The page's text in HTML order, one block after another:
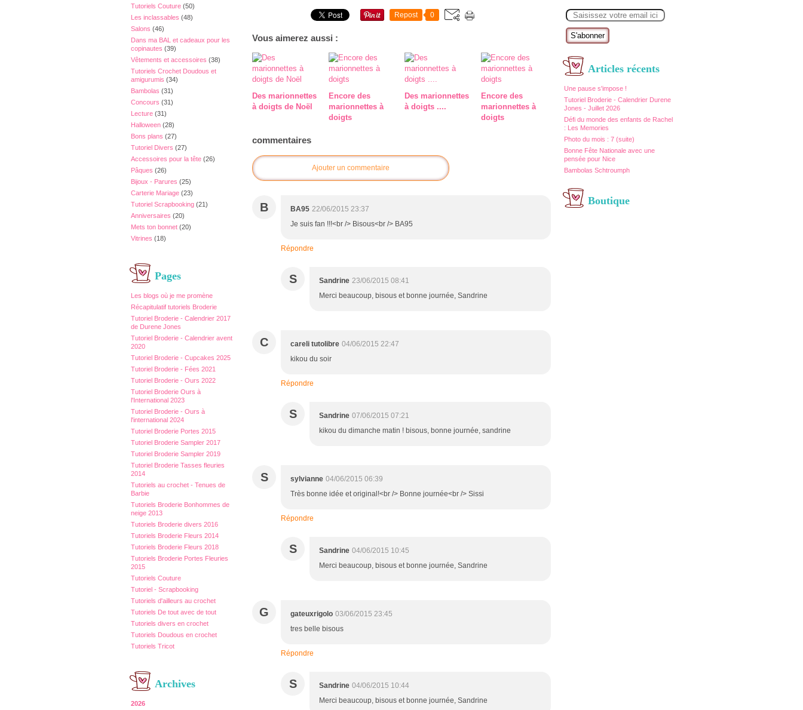
Tutoriels Couture (50)
Les inclassables (48)
Salons (46)
Dans ma BAL et cadeaux pour les
copinautes (39)
Vêtements et accessoires (38)
Tutoriels Crochet Doudous et
amigurumis (34)
Bambolas (31)
Concours (31)
Lecture (31)
Halloween (28)
Bons plans (27)
Tutoriel Divers (27)
Accessoires pour la tête (26)
Pâques (26)
Bijoux - Parures (25)
Carterie Mariage (23)
Tutoriel Scrapbooking (21)
Anniversaires (20)
Mets ton bonnet (20)
Vitrines (18)
Pages
Les blogs où je me promène
Récapitulatif tutoriels Broderie
Tutoriel Broderie - Calendrier 2017
de Durene Jones
Tutoriel Broderie - Calendrier avent
2020
Tutoriel Broderie - Cupcakes 2025
Tutoriel Broderie - Fées 2021
Tutoriel Broderie - Ours 2022
Tutoriel Broderie Ours à
l'International 2023
Tutoriel Broderie - Ours à
l'international 2024
Tutoriel Broderie Portes 2015
Tutoriel Broderie Sampler 2017
Tutoriel Broderie Sampler 2019
Tutoriel Broderie Tasses fleuries
2014
Tutoriels au crochet - Tenues de
Barbie
Tutoriels Broderie Bonhommes de
neige 2013
Tutoriels Broderie divers 2016
Tutoriels Broderie Fleurs 2014
Tutoriels Broderie Fleurs 2018
Tutoriels Broderie Portes Fleuries
2015
Tutoriels Couture
Tutoriel - Scrapbooking
Tutoriels d'ailleurs au crochet
Tutoriels De tout avec de tout
Tutoriels divers en crochet
Tutoriels Doudous en crochet
Tutoriels Tricot
Archives
2026
m
Articles récents
Une pause s'impose !
Tutoriel Broderie - Calendrier Durene
Jones - Juillet 2026
Défi du monde des enfants de Rachel
: Les Memories
Photo du mois : 7 (suite)
Bonne Fête Nationale avec une
pensée pour Nice
Bambolas Schtroumph
Boutique
Repost 0
Vous aimerez aussi :
Des marionnettes
à doigts de Noël
Encore des
marionnettes à
doigts
Des marionnettes
à doigts ....
Encore des
marionnettes à
doigts
commentaires
Ajouter un commentaire
B BA95 22/06/2015 23:37
Je suis fan !!!<br /> Bisous<br /> BA95
Répondre
S Sandrine 23/06/2015 08:41
Merci beaucoup, bisous et bonne journée, Sandrine
C careli tutolibre 04/06/2015 22:47
kikou du soir
Répondre
S Sandrine 07/06/2015 07:21
kikou du dimanche matin ! bisous, bonne journée, sandrine
S sylvianne 04/06/2015 06:39
Très bonne idée et original!<br /> Bonne journée<br /> Sissi
Répondre
S Sandrine 04/06/2015 10:45
Merci beaucoup, bisous et bonne journée, Sandrine
G gateuxrigolo 03/06/2015 23:45
tres belle bisous
Répondre
S Sandrine 04/06/2015 10:44
Merci beaucoup, bisous et bonne journée, Sandrine